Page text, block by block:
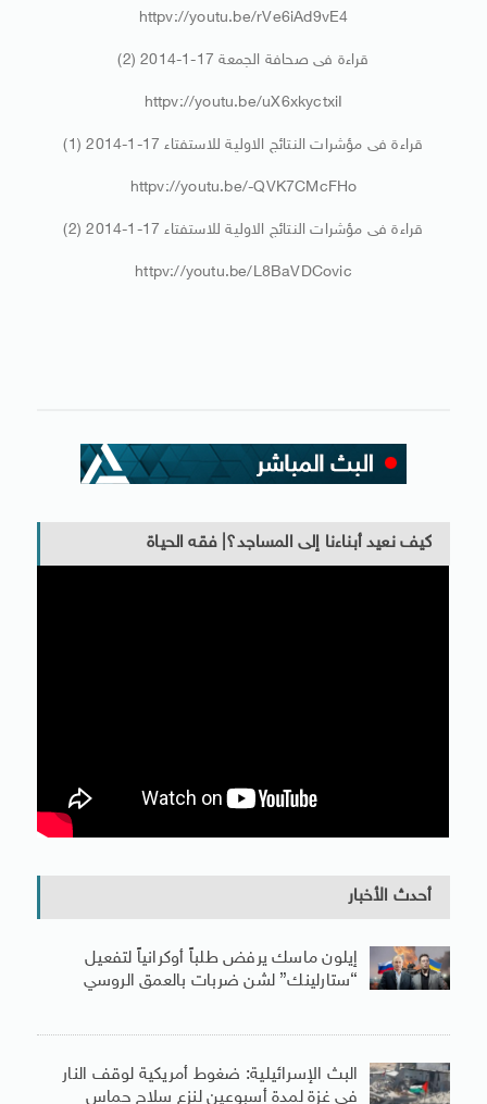
httpv://youtu.be/rVe6iAd9vE4
قراءة فى صحافة الجمعة 17-1-2014 (2)
httpv://youtu.be/uX6xkyctxiI
قراءة فى مؤشرات النتائج الاولية للاستفتاء 17-1-2014 (1)
httpv://youtu.be/-QVK7CMcFHo
قراءة فى مؤشرات النتائج الاولية للاستفتاء 17-1-2014 (2)
httpv://youtu.be/L8BaVDCovic
كيف نعيد أبناءنا إلى المساجد؟| فقه الحياة
أحدث الأخبار
إيلون ماسك يرفض طلباً أوكرانياً لتفعيل
“ستارلينك” لشن ضربات بالعمق الروسي
البث الإسرائيلية: ضغوط أمريكية لوقف النار
فى غزة لمدة أسبوعين لنزع سلاح حماس